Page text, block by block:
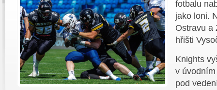
fotbalu
jako loni.
Ostravu a
hřišti
Knights
v
pod